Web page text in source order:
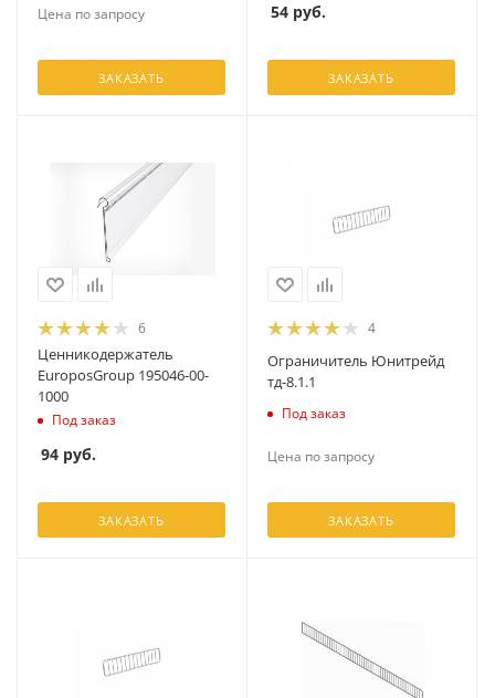
Цена по запросу
ЗАКАЗАТЬ
54 руб.
ЗАКАЗАТЬ
6
Ценникодержатель
EuroposGroup 195046-00-
1000
Под заказ
94 руб.
ЗАКАЗАТЬ
4
Ограничитель Юнитрейд
тд-8.1.1
Под заказ
Цена по запросу
ЗАКАЗАТЬ